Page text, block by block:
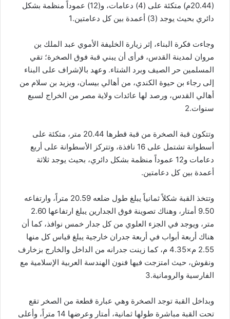
(20.44م) متكئة على (4) دعامات، و(12) عموداً منظمة بشكل
دائري بحيث يوجد (3) أعمدة بين كل دعامتين.1
وجاءت فكرة البناء، إثر زيارة الخليفة الأموي عبد الملك بن
مروان لمدينة القدس، فرأى أن يبني قبة فوق الصخرة؛ تقي
المسلمين حر الصيف وبرد الشتاء. وعهد بالإشراف على البناء
إلى رجاء بن حيوة الكندي، من أهالي بيسان، ويزيد بن سلام من
أهالي القدس، ورصد لها عائدات ولاية مصر من الخراج لسبع
سنوات.2
وتتكون قبة الصخرة من قبة قطرها 20.44 متر، متكئة على
أسطوانة تشتمل على 16 نافذة، وتتركز الأسطوانة على أربع
دعامات و12 عموداً منظمة بشكل دائري، بحيث يوجد ثلاثة
أعمدة بين كل دعامتين.
وتتخذ القبة شكلاً ثمانياً يبلغ طول ضلعه 20.59 متراً، وارتفاعه
9.50 أمتار، وهناك تصوينة فوق الجدارين يبلغ ارتفاعها 2.60
متر، ويوجد في الجزء العلوي من كل جدار خمس نوافذ، كما أن
هناك أربعة أبواب في أربعة جدران خارجية يبلغ قياس كل منها
2.55 م×4.35 م، كما زينت جدرانه من الداخل والخارج بزخارف
ونقوش، حيث امتزجت فيها فنون الهندسة العربية الإسلامية مع
الفارسية والرومانية.3
وبداخل القبة توجد الصخرة وهي عبارة قطعة من الصخر تقع
تحت القبة مباشرة طولها ثمانية، أمتار وعرضها 14 متراً، وأعلى